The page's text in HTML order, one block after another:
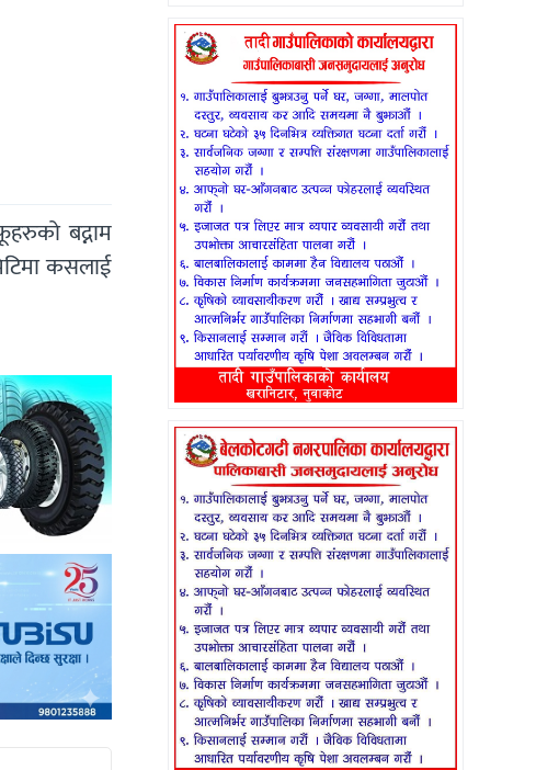
बद्नाम
कसलाई